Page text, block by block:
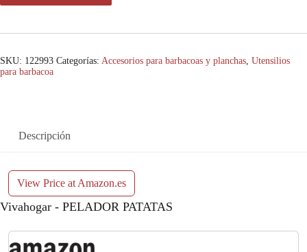
SKU: 122993 Categorías: Accesorios para barbacoas y planchas, Utensilios
para barbacoa
Descripción
View Price at Amazon.es
Vivahogar - PELADOR PATATAS